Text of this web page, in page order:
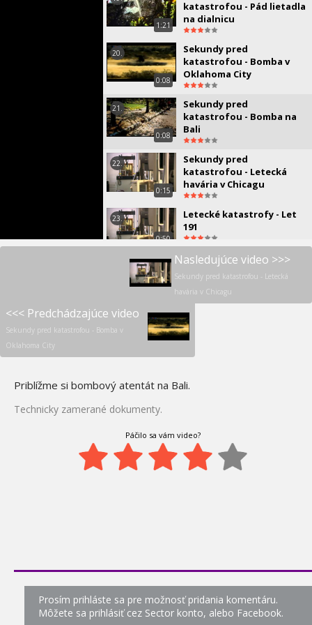
1:21
katastrofou - Pád lietadla
na dialnicu
0:08
20.
Sekundy pred
katastrofou - Bomba v
Oklahoma City
0:08
21.
Sekundy pred
katastrofou - Bomba na
Bali
0:15
22.
Sekundy pred
katastrofou - Letecká
havária v Chicagu
0:50
23.
Letecké katastrofy - Let
191
0:05
Letecké katastrofy - Let
TWA 800
0:06
25.
Top Gear - Test Škoda Yeti
(EN)
0:05
Top Gear - Naháňačka s
0:00
27.
28.
Megaopravy - Práce na
vysokom napätí
31. Megaopravy - Boeing 767
Nasledujúce video >>>
Sekundy pred katastrofou - Letecká
havária v Chicagu
<<< Predchádzajúce video
Sekundy pred katastrofou - Bomba v
Oklahoma City
Priblížme si bombový atentát na Bali.
Technicky zamerané dokumenty.
Páčilo sa vám video?
Prosím prihláste sa pre možnosť pridania komentáru.
Môžete sa prihlásiť cez Sector konto, alebo Facebook.